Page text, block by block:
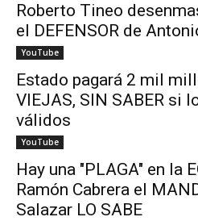
Roberto Tineo
el DEFENSOR de
YouTube
Estado pagará 2 mil
VIEJAS, SIN SABER si
válidos
YouTube
Hay una "PLAGA" en la
Ramón Cabrera el
Salazar LO SABE